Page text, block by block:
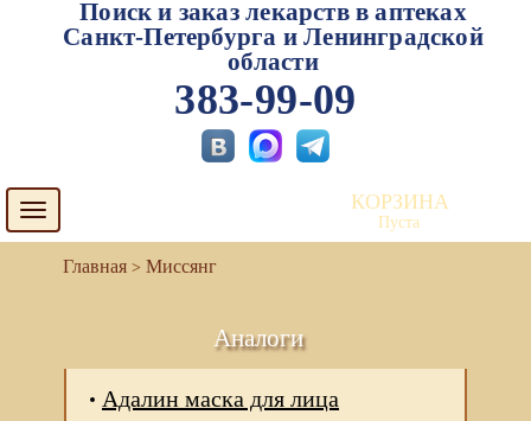
Поиск и заказ лекарств в аптеках
Санкт-Петербурга и Ленинградской
области
383-99-09
Toggle
navigation
КОРЗИНА
Пуста
Миссянг
Аналоги
Адалин маска для лица